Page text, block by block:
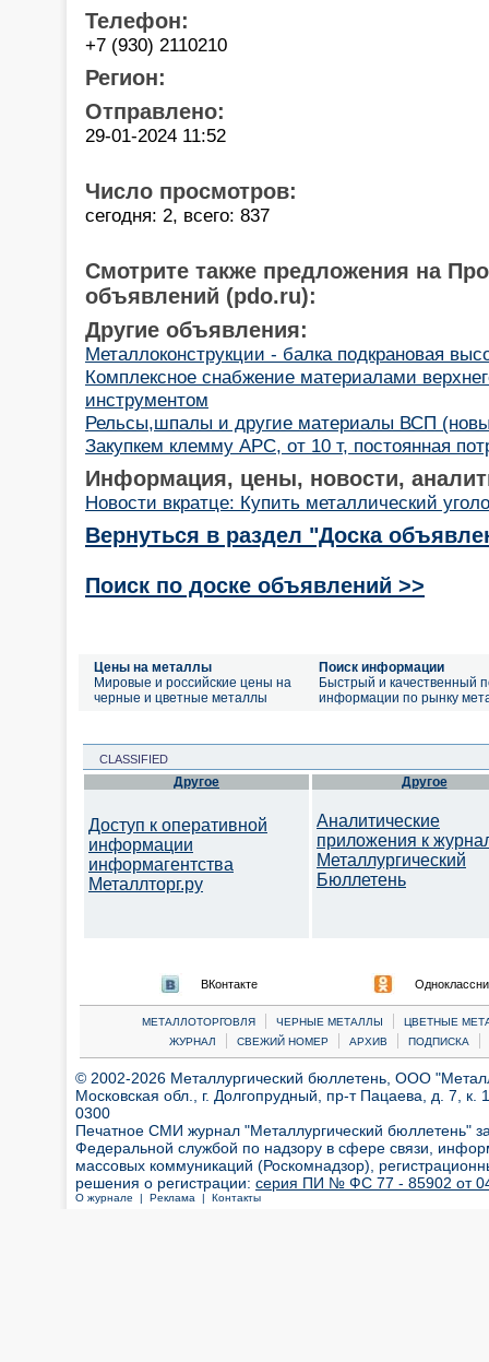
Телефон:
+7 (930) 2110210
Регион:
Отправлено:
29-01-2024 11:52
Число просмотров:
сегодня: 2, всего: 837
Смотрите также предложения на
объявлений (pdo.ru):
Другие объявления:
Металлоконструкции - балка подкрановая
Комплексное снабжение материалами
инструментом
Рельсы,шпалы и другие материалы ВСП
Закупкем клемму АРС, от 10 т, постоянная
Информация, цены, новости,
Новости вкратце: Купить металлический
Вернуться в раздел "Доска
Поиск по доске объявлений >>
Цены на металлы
Мировые и российские цены на
черные и цветные металлы
Поиск информации
Быстрый и качественный
информации по рынку
CLASSIFIED
Другое
Доступ к оперативной
информации
информагентства
Металлторг.ру
Другое
Аналитические
приложения к
Металлургический
Бюллетень
ВКонтакте
МЕТАЛЛОТОРГОВЛЯ | ЧЕРНЫЕ МЕТАЛЛЫ |
ЦВЕТНЫЕ
ЖУРНАЛ
| СВЕЖИЙ НОМЕР | АРХИВ | ПОДПИСКА |
© 2002-2026 Металлургический бюллетень, ООО
Московская обл., г. Долгопрудный, пр-т Пацаева, д. 7,
0300
Печатное СМИ журнал "Металлургический бюллетень"
Федеральной службой по надзору в сфере связи,
массовых коммуникаций (Роскомнадзор),
решения о регистрации: серия ПИ № ФС 77 - 85902 от 04
О журнале | Реклама | Контакты